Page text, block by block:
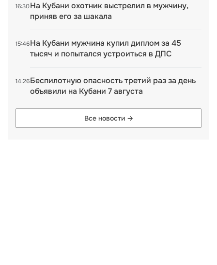
На Кубани охотник выстрелил в мужчину,
приняв его за шакала
16:30
На Кубани мужчина купил диплом за 45
тысяч и попытался устроиться в ДПС
15:46
Беспилотную опасность третий раз за день
объявили на Кубани 7 августа
14:26
Все новости →